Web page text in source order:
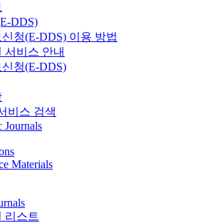
DDS)
청(E-DDS) 이용 방법
서비스 안내
청(E-DDS)
비스 검색
Journals
Materials
리스트